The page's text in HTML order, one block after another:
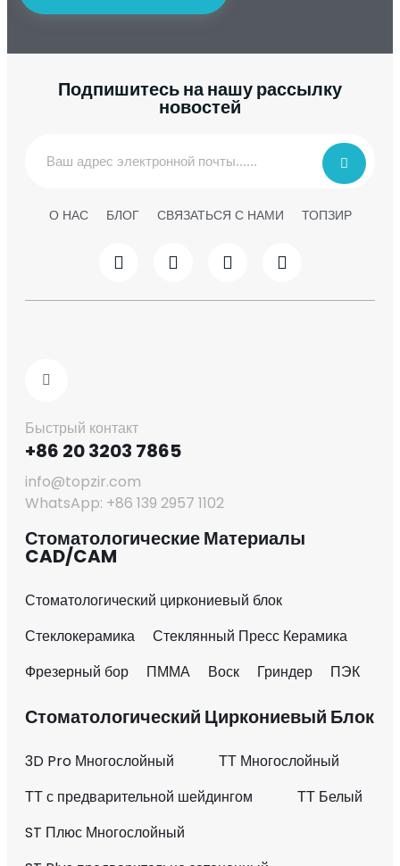
Подпишитесь на нашу рассылку
новостей
О НАС БЛОГ СВЯЗАТЬСЯ С НАМИ ТОПЗИР
Быстрый контакт
+86 20 3203 7865
info@topzir.com
WhatsApp: +86 139 2957 1102
Стоматологические Материалы
CAD/CAM
Стоматологический циркониевый блок
Стеклокерамика
Стеклянный Пресс Керамика
Фрезерный бор
ПММА Воск Гриндер ПЭК
Стоматологический Циркониевый Блок
3D Pro Многослойный
ТТ Многослойный
ТТ с предварительной шейдингом
ТТ Белый
ST Плюс Многослойный